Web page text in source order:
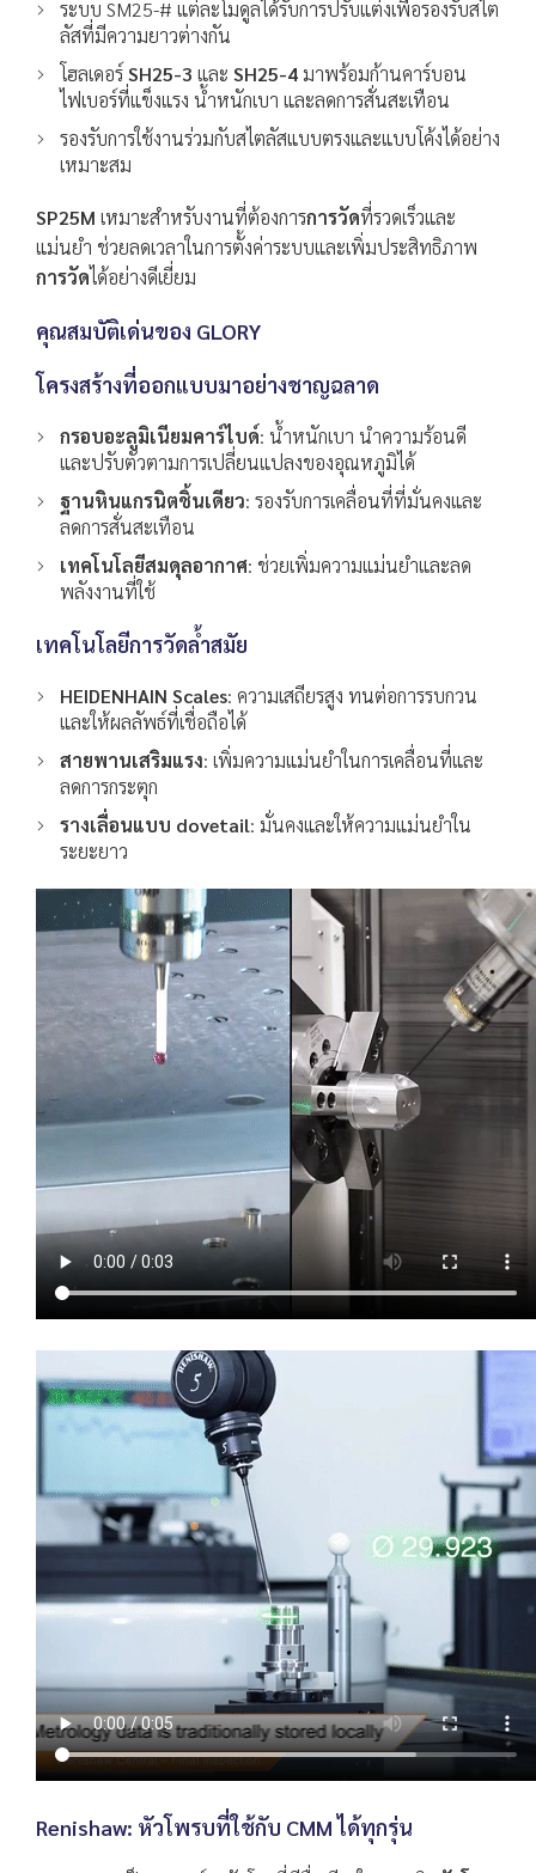
ระบบ SM25-# แต่ละโมดูลได้รับการปรับแต่งเพื่อรองรับสไต
ลัสที่มีความยาวต่างกัน
โฮลเดอร์SH25-3 และ SH25-4 มาพร้อมก้านคาร์บอน
ไฟเบอร์ที่แข็งแรง น้ำหนักเบา และลดการสั่นสะเทือน
รองรับการใช้งานร่วมกับสไตลัสแบบตรงและแบบโค้งได้อย่าง
เหมาะสม
SP25M เหมาะสำหรับงานที่ต้องการการวัดที่รวดเร็วและ
แม่นยำ ช่วยลดเวลาในการตั้งค่าระบบและเพิ่มประสิทธิภาพ
การวัดได้อย่างดีเยี่ยม
คุณสมบัติเด่นของ GLORY
โครงสร้างที่ออกแบบมาอย่างชาญฉลาด
กรอบอะลูมิเนียมคาร์ไบด์: น้ำหนักเบา นำความร้อนดี
และปรับตัวตามการเปลี่ยนแปลงของอุณหภูมิได้
ฐานหินแกรนิตชิ้นเดียว: รองรับการเคลื่อนที่ที่มั่นคงและ
ลดการสั่นสะเทือน
เทคโนโลยีสมดุลอากาศ: ช่วยเพิ่มความแม่นยำและลด
พลังงานที่ใช้
เทคโนโลยีการวัดล้ำสมัย
HEIDENHAIN Scales: ความเสถียรสูง ทนต่อการรบกวน
และให้ผลลัพธ์ที่เชื่อถือได้
สายพานเสริมแรง: เพิ่มความแม่นยำในการเคลื่อนที่และ
ลดการกระตุก
รางเลื่อนแบบ dovetail: มั่นคงและให้ความแม่นยำใน
ระยะยาว
Renishaw: หัวโพรบที่ใช้กับ CMM ได้ทุกรุ่น